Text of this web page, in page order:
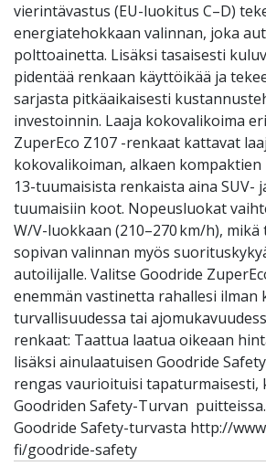
vierintävastus (EU-luokitus C–D)
energiatehokkaan valinnan, joka
polttoainetta. Lisäksi tasaisesti
pidentää renkaan käyttöikää ja
sarjasta pitkäaikaisesti
investoinnin. Laaja kokovalikoima
ZuperEco Z107 -renkaat kattavat
kokovalikoiman, alkaen
13-tuumaisista renkaista aina SUV-
tuumaisiin koot. Nopeusluokat
W/V-luokkaan (210–270 km/h),
sopivan valinnan myös
autoilijalle. Valitse Goodride
enemmän vastinetta rahallesi ilman
turvallisuudessa tai
renkaat: Taattua laatua oikeaan
lisäksi ainulaatuisen Goodride
rengas vaurioituisi tapaturmaisesti,
Goodriden Safety-Turvan
Goodride Safety-turvasta http://
fi/goodride-safety